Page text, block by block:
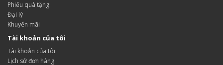
Phiếu quà tặng
Đại lý
Khuyến mãi
Tài khoản của tôi
Tài khoản của tôi
Lịch sử đơn hàng